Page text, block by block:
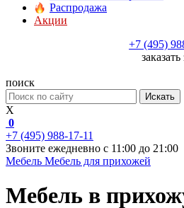
Распродажа
Акции
+7 (495)
поиск
Искать
X
0
+7 (495) 988-17-11
Звоните ежедневно с 11:00 до 21:00
Мебель Мебель для прихожей
Мебель в